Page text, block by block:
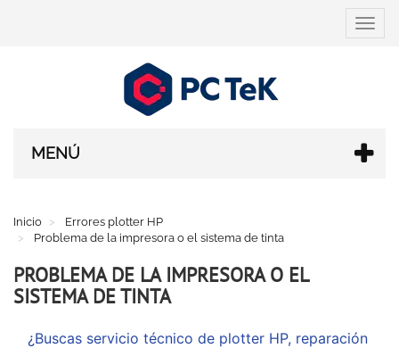
MENÚ
Inicio
Errores plotter HP
Problema de la impresora o el sistema de tinta
PROBLEMA DE LA IMPRESORA O EL
SISTEMA DE TINTA
¿Buscas servicio técnico de plotter HP, reparación